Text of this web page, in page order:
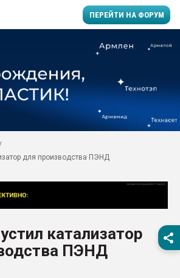
ПЕРЕЙТИ НА ФОРУМ
умельцы изготовили
Продажа готового
производство SPC
29.07.2026 ФРП помог
ближайшее
Подмосковье, Москва
28.07.2026
для производства ПЭНД
катализатор
ПЭНД